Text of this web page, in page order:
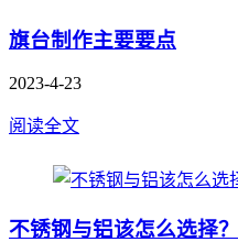
旗台制作主要要点
2023-4-23
阅读全文
不锈钢与铝该怎么选择